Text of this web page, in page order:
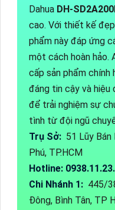
Dahua DH-
cao. Với thiết kế
phẩm này đáp ứng
một cách hoàn hảo.
cấp sản phẩm chính
đáng tin cậy và hiệu
để trải nghiệm sự
tình từ đội ngũ
Trụ Sở: 51 Lũy Bán
Phú, TP.HCM
Hotline:
Chi Nhánh 1: 445/
Đông, Bình Tân, TP